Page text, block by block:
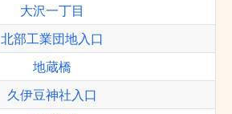
大沢一丁目
北部工業団地入口
地蔵橋
久伊豆神社入口